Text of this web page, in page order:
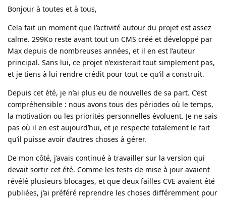
Bonjour à toutes et à tous,
Cela fait un moment que l’activité autour du projet est assez
calme. 299Ko reste avant tout un CMS créé et développé par
Max depuis de nombreuses années, et il en est l’auteur
principal. Sans lui, ce projet n’existerait tout simplement pas,
et je tiens à lui rendre crédit pour tout ce qu’il a construit.
Depuis cet été, je n’ai plus eu de nouvelles de sa part. C’est
compréhensible : nous avons tous des périodes où le temps,
la motivation ou les priorités personnelles évoluent. Je ne sais
pas où il en est aujourd’hui, et je respecte totalement le fait
qu’il puisse avoir d’autres choses à gérer.
De mon côté, j’avais continué à travailler sur la version qui
devait sortir cet été. Comme les tests de mise à jour avaient
révélé plusieurs blocages, et que deux failles CVE avaient été
publiées, j’ai préféré reprendre les choses différemment pour